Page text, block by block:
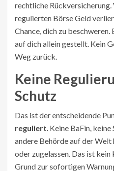
rechtliche Rückversicherung.
regulierten Börse Geld
Chance, dich zu
auf dich allein gestellt. Kein
Weg zurück.
Keine
Schutz
Das ist der entscheidende
reguliert. Keine BaFin, keine
andere Behörde auf der
oder zugelassen. Das ist
Grund zur sofortigen